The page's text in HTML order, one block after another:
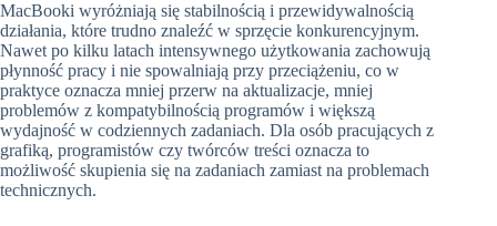
MacBooki wyróżniają się stabilnością i przewidywalnością
działania, które trudno znaleźć w sprzęcie konkurencyjnym.
Nawet po kilku latach intensywnego użytkowania zachowują
płynność pracy i nie spowalniają przy przeciążeniu, co w
praktyce oznacza mniej przerw na aktualizacje, mniej
problemów z kompatybilnością programów i większą
wydajność w codziennych zadaniach. Dla osób pracujących z
grafiką, programistów czy twórców treści oznacza to
możliwość skupienia się na zadaniach zamiast na problemach
technicznych.